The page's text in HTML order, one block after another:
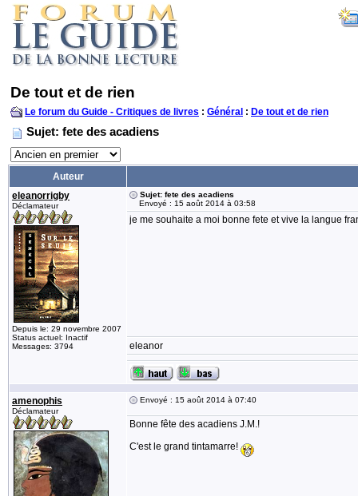
De tout et de rien
Le forum du Guide - Critiques de livres : Général : De tout et de rien
Sujet: fete des acadiens
Auteur
eleanorrigby
Déclamateur
Depuis le: 29 novembre 2007
Status actuel: Inactif
Messages: 3794
Sujet: fete des acadiens
Envoyé : 15 août 2014 à 03:58
je me souhaite a moi bonne fete et vive la langue
eleanor
amenophis
Déclamateur
Envoyé : 15 août 2014 à 07:40
Bonne fête des acadiens J.M.!
C'est le grand tintamarre!